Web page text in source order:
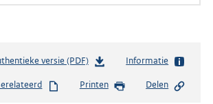
versie (PDF)b
s
Informatie
Printen Delen